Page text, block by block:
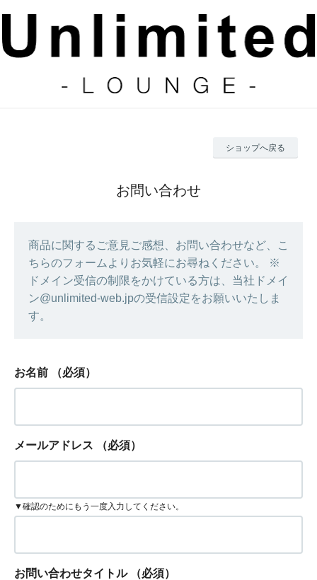
ショップへ戻る
お問い合わせ
商品に関するご意見ご感想、お問い合わせなど、こ
ちらのフォームよりお気軽にお尋ねください。 ※
ドメイン受信の制限をかけている方は、当社ドメイ
ン@unlimited-web.jpの受信設定をお願いいたしま
す。
お名前 （必須）
メールアドレス （必須）
▼確認のためにもう一度入力してください。
お問い合わせタイトル （必須）